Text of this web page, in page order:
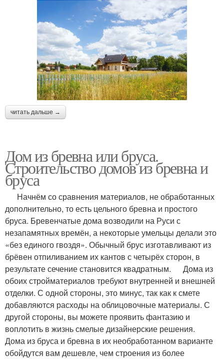
читать дальше →
Дом из бревна или бруса.
Строительство домов из бревна и
бруса
Начнём со сравнения материалов, не обработанных
дополнительно, то есть цельного бревна и простого
бруса. Бревенчатые дома возводили на Руси с
незапамятных времён, а некоторые умельцы делали это
«без единого гвоздя». Обычный брус изготавливают из
брёвен отпиливанием их кантов с четырёх сторон, в
результате сечение становится квадратным. Дома из
обоих стройматериалов требуют внутренней и внешней
отделки. С одной стороны, это минус, так как к смете
добавляются расходы на облицовочные материалы. С
другой стороны, вы можете проявить фантазию и
воплотить в жизнь смелые дизайнерские решения.
Дома из бруса и бревна в их необработанном варианте
обойдутся вам дешевле, чем строения из более